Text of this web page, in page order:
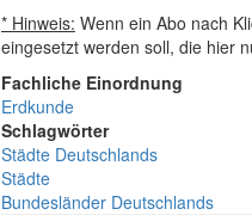
* Hinweis: Wenn ein Abo nach
eingesetzt werden soll, die hier
Fachliche Einordnung
Erdkunde
Schlagwörter
Städte Deutschlands
Städte
Bundesländer Deutschlands